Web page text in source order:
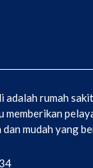
adalah rumah
memberikan
mudah yang